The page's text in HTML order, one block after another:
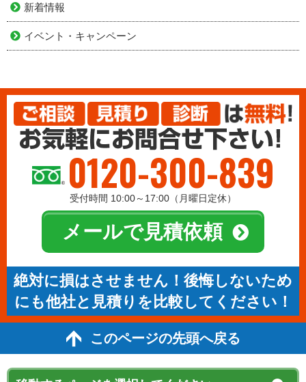
新着情報
イベント・キャンペーン
0120-300-839
受付時間 10:00～17:00（月曜日定休）
メールで見積依頼
絶対に損はさせません！後悔しないため
にも他社と見積りを比較してください！
このページの先頭へ戻る